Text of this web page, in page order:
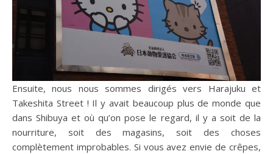
Ensuite, nous nous sommes dirigés vers Harajuku et
Takeshita Street ! Il y avait beaucoup plus de monde que
dans Shibuya et où qu’on pose le regard, il y a soit de la
nourriture, soit des magasins, soit des choses
complètement improbables. Si vous avez envie de crêpes,